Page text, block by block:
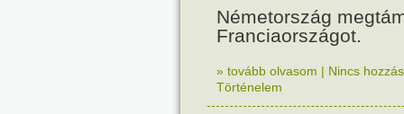
Németország
Franciaországot.
» tovább olvasom | Nincs
Történelem